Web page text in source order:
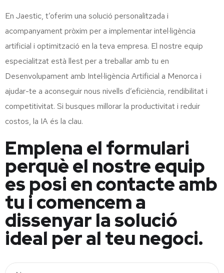
En Jaestic, t’oferim una solució personalitzada i
acompanyament pròxim per a implementar intel·ligència
artificial i optimització en la teva empresa. El nostre equip
especialitzat està llest per a treballar amb tu en
Desenvolupament amb Intel·ligència Artificial a Menorca i
ajudar-te a aconseguir nous nivells d’eficiència, rendibilitat i
competitivitat. Si busques millorar la productivitat i reduir
costos, la IA és la clau.
Emplena el formulari
perquè el nostre equip
es posi en contacte amb
tu i comencem a
dissenyar la solució
ideal per al teu negoci.